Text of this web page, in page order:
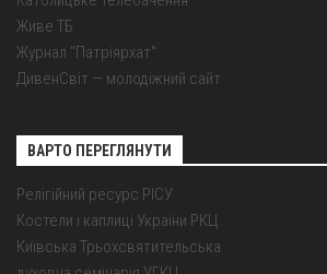
Живе ТБ
Журнал "Патріярхат"
ДивенСвіт — молодіжний сайт
ВАРТО ПЕРЕГЛЯНУТИ
Релігійний ресурс РІСУ
Костели і каплиці України РКЦ
Київська Трьохсвятительська